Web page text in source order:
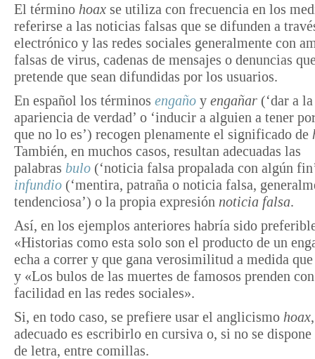
El término hoax se utiliza con frecuencia en los
referirse a las noticias falsas que se difunden a
electrónico y las redes sociales generalmente con
falsas de virus, cadenas de mensajes o denuncias
pretende que sean difundidas por los usuarios.
En español los términos engaño y engañar (‘dar a
apariencia de verdad’ o ‘inducir a alguien a tener
que no lo es’) recogen plenamente el significado de
También, en muchos casos, resultan adecuadas las
palabras bulo (‘noticia falsa propalada con algún
infundio (‘mentira, patraña o noticia falsa,
tendenciosa’) o la propia expresión noticia falsa.
Así, en los ejemplos anteriores habría sido
«Historias como esta solo son el producto de un
echa a correr y que gana verosimilitud a medida
y «Los bulos de las muertes de famosos prenden
facilidad en las redes sociales».
Si, en todo caso, se prefiere usar el anglicismo hoax
adecuado es escribirlo en cursiva o, si no se dispone
de letra, entre comillas.